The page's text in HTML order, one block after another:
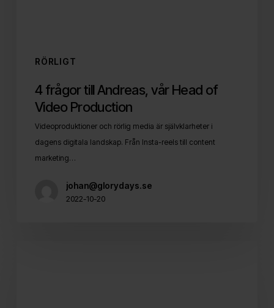
RÖRLIGT
4 frågor till Andreas, vår Head of
Video Production
Videoproduktioner och rörlig media är självklarheter i
dagens digitala landskap. Från Insta-reels till content
marketing…
johan@glorydays.se
2022-10-20